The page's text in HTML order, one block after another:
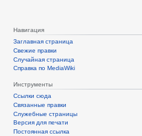
Навигация
Заглавная страница
Свежие правки
Случайная страница
Справка по MediaWiki
Инструменты
Ссылки сюда
Связанные правки
Служебные страницы
Версия для печати
Постоянная ссылка